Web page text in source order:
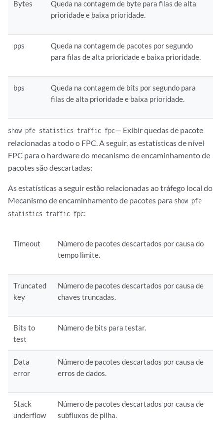
Bytes
Queda na contagem de byte para filas de alta
prioridade e baixa prioridade.
pps
Queda na contagem de pacotes por segundo
para filas de alta prioridade e baixa prioridade.
bps
Queda na contagem de bits por segundo para
filas de alta prioridade e baixa prioridade.
show pfe statistics traffic fpc— Exibir quedas de pacote
relacionadas a todo o FPC. A seguir, as estatísticas de nível
FPC para o hardware do mecanismo de encaminhamento de
pacotes são descartadas:
As estatísticas a seguir estão relacionadas ao tráfego local do
Mecanismo de encaminhamento de pacotes para show pfe
statistics traffic fpc:
Timeout
Número de pacotes descartados por causa do
tempo limite.
Truncated
key
Número de pacotes descartados por causa de
chaves truncadas.
Bits to
test
Número de bits para testar.
Data
error
Número de pacotes descartados por causa de
erros de dados.
Stack
underflow
Número de pacotes descartados por causa de
subfluxos de pilha.